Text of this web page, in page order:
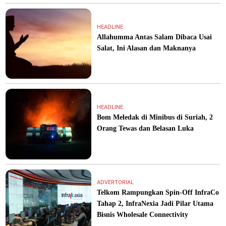
HEADLINE
Allahumma Antas Salam Dibaca Usai
Salat, Ini Alasan dan Maknanya
HEADLINE
Bom Meledak di Minibus di Suriah, 2
Orang Tewas dan Belasan Luka
ADVERTORIAL
Telkom Rampungkan Spin-Off InfraCo
Tahap 2, InfraNexia Jadi Pilar Utama
Bisnis Wholesale Connectivity